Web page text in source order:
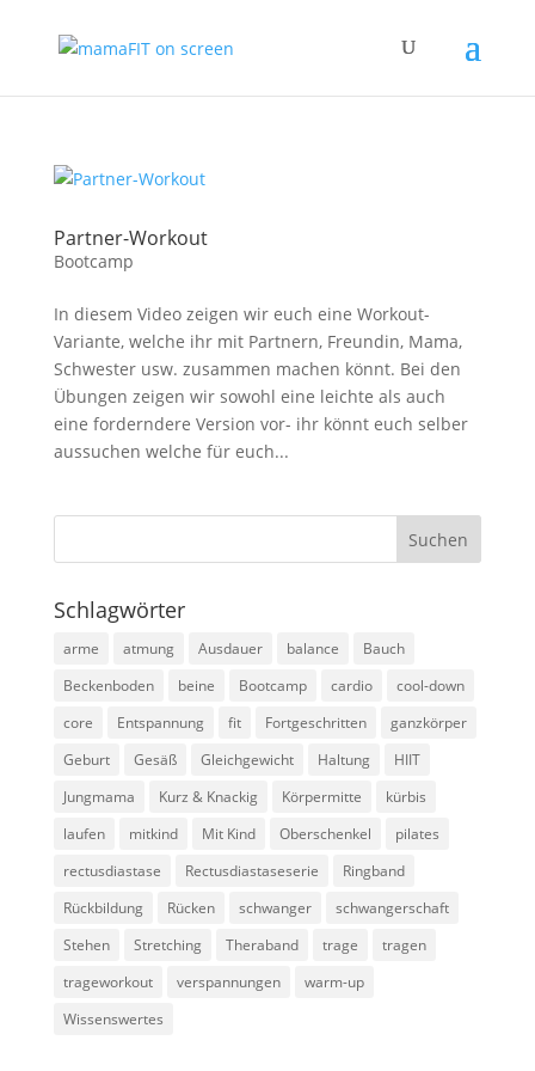
Partner-Workout
Bootcamp
In diesem Video zeigen wir euch eine Workout-
Variante, welche ihr mit Partnern, Freundin, Mama,
Schwester usw. zusammen machen könnt. Bei den
Übungen zeigen wir sowohl eine leichte als auch
eine forderndere Version vor- ihr könnt euch selber
aussuchen welche für euch...
Schlagwörter
arme atmung Ausdauer balance
Bauch
Beckenboden
beine Bootcamp cardio
cool-down
core
Entspannung fit Fortgeschritten
ganzkörper
Geburt
Gesäß Gleichgewicht Haltung
HIIT
Jungmama
Kurz & Knackig Körpermitte
kürbis
laufen
mitkind Mit Kind Oberschenkel
pilates
rectusdiastase
Rectusdiastaseserie
Ringband
Rückbildung
Rücken schwanger
schwangerschaft
Stehen
Stretching Theraband trage
tragen
trageworkout
verspannungen
warm-up
Wissenswertes